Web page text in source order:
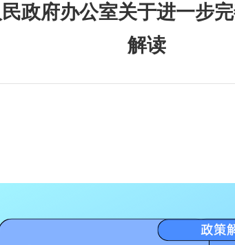
民政府办公室关于进一步
解读